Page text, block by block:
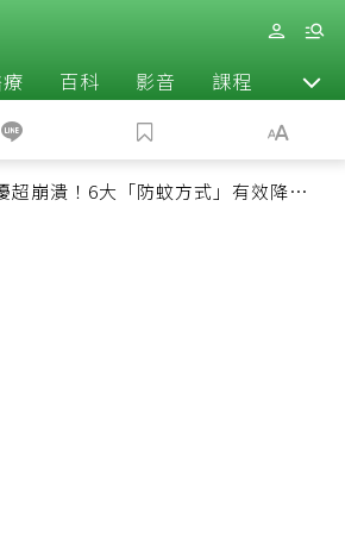
百科 影音 課程 退休
超崩潰！6大「防蚊方式」有效降低被